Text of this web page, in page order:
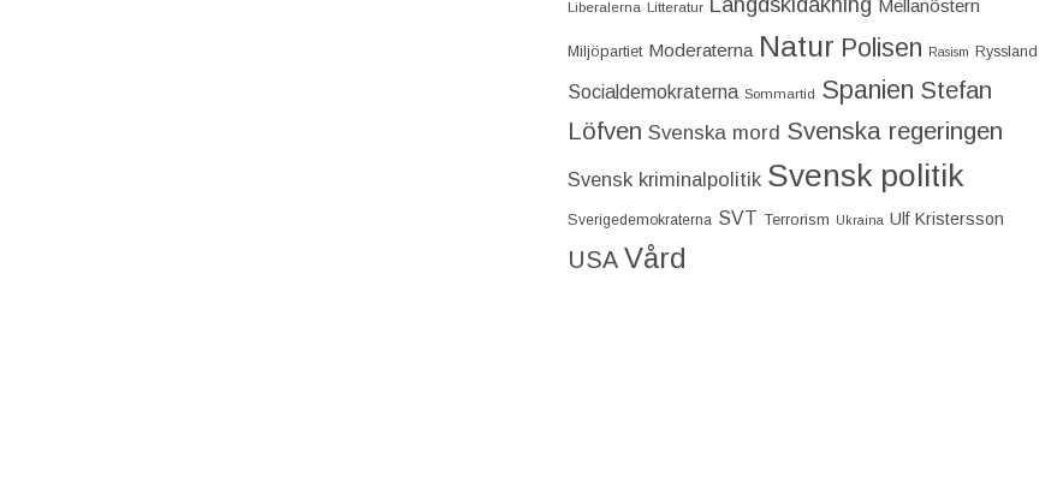
Liberalerna Litteratur Mellanöstern
Miljöpartiet Moderaterna Natur Polisen Rasism Ryssland
Socialdemokraterna Sommartid Spanien Stefan
Löfven Svenska mord Svenska regeringen
Svensk kriminalpolitik Svensk politik
Sverigedemokraterna SVT Terrorism Ukraina Ulf Kristersson
USA Vård